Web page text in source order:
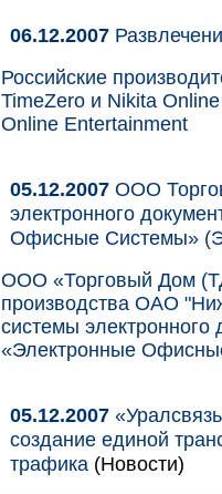
06.12.2007
Российские
TimeZero и Nikita
Online Entertainment
05.12.2007 ООО
электронного
Офисные Системы»
ООО «Торговый Дом
производства ОАО
системы
«Электронные
05.12.2007
создание единой
трафика (Новости)